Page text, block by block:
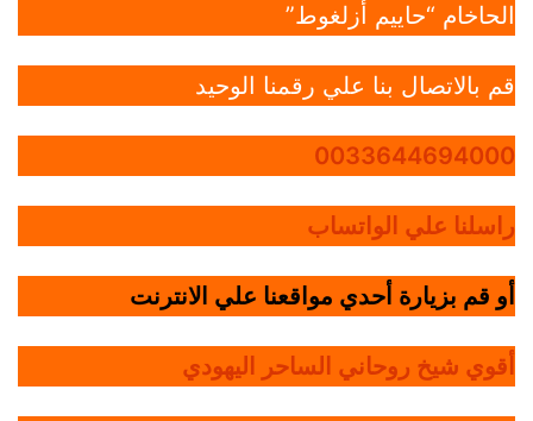
الحاخام “حاييم أزلغوط”
قم بالاتصال بنا علي رقمنا الوحيد
0033644694000
راسلنا علي الواتساب
أو قم بزيارة أحدي مواقعنا علي الانترنت
أقوي شيخ روحاني الساحر اليهودي